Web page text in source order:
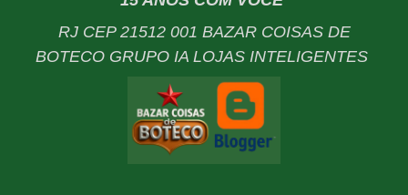
RJ CEP 21512 001 BAZAR COISAS DE
BOTECO GRUPO IA LOJAS INTELIGENTES